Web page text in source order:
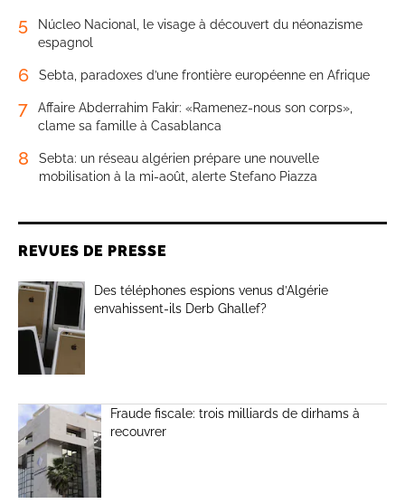
5
Núcleo Nacional, le visage à découvert du néonazisme
espagnol
6 Sebta, paradoxes d’une frontière européenne en Afrique
7
Affaire Abderrahim Fakir: «Ramenez-nous son corps»,
clame sa famille à Casablanca
8
Sebta: un réseau algérien prépare une nouvelle
mobilisation à la mi-août, alerte Stefano Piazza
REVUES DE PRESSE
Des téléphones espions venus d’Algérie
envahissent-ils Derb Ghallef?
Fraude fiscale: trois milliards de dirhams à
recouvrer